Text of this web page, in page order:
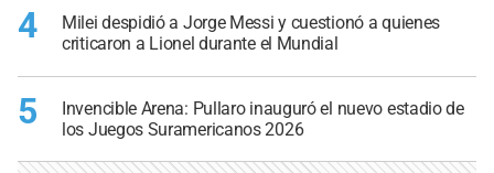
4
Milei despidió a Jorge Messi y cuestionó a quienes
criticaron a Lionel durante el Mundial
5
Invencible Arena: Pullaro inauguró el nuevo estadio de
los Juegos Suramericanos 2026